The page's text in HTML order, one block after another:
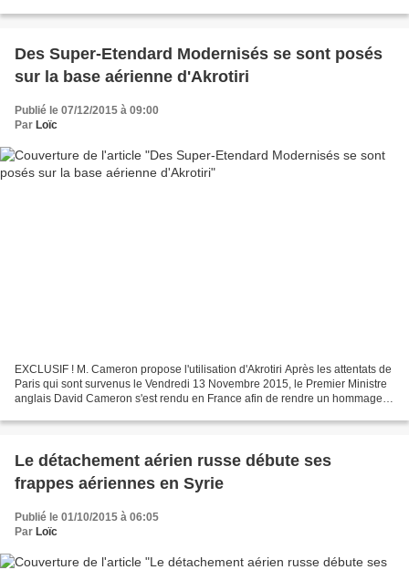
Des Super-Etendard Modernisés se sont posés
sur la base aérienne d'Akrotiri
Publié le 07/12/2015 à 09:00
Par Loïc
EXCLUSIF ! M. Cameron propose l'utilisation d'Akrotiri Après les attentats de
Paris qui sont survenus le Vendredi 13 Novembre 2015, le Premier Ministre
anglais David Cameron s'est rendu en France afin de rendre un hommage
Le détachement aérien russe débute ses
frappes aériennes en Syrie
Publié le 01/10/2015 à 06:05
Par Loïc